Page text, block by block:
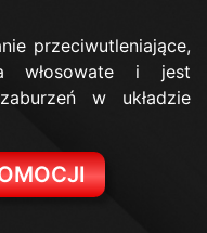
przeciwutleniające,
włosowate i jest
w układzie